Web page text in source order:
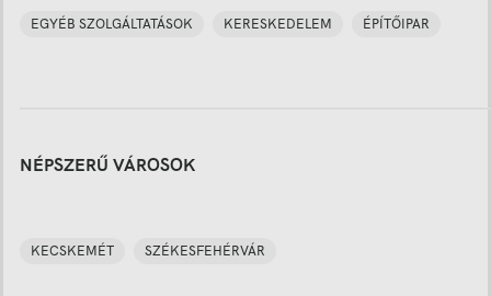
EGYÉB SZOLGÁLTATÁSOK KERESKEDELEM ÉPÍTŐIPAR
NÉPSZERŰ VÁROSOK
KECSKEMÉT SZÉKESFEHÉRVÁR